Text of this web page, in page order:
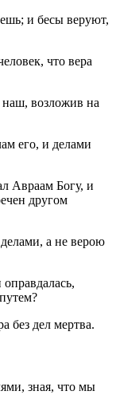
и бесы веруют,
что вера
наш, возложив на
его, и делами
Авраам Богу, и
другом
а не верою
без дел мертва.
зная, что мы